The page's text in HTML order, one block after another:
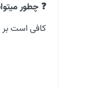
❓ چطور
کافی است بر